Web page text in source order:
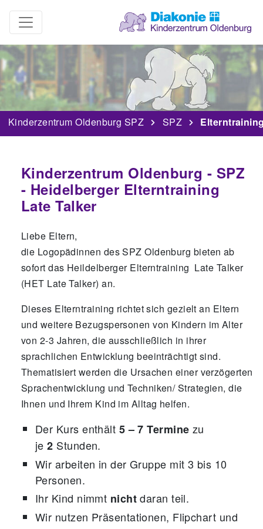
Kinderzentrum Oldenburg SPZ SPZ
Kinderzentrum Oldenburg - SPZ
- Heidelberger Elterntraining
Late Talker
Liebe Eltern,
die Logopädinnen des SPZ Oldenburg bieten ab
sofort das Heildelberger Elterntraining Late Talker
(HET Late Talker) an.
Dieses Elterntraining richtet sich gezielt an Eltern
und weitere Bezugspersonen von Kindern im Alter
von 2-3 Jahren, die ausschließlich in ihrer
sprachlichen Entwicklung beeinträchtigt sind.
Thematisiert werden die Ursachen einer verzögerten
Sprachentwicklung und Techniken/ Strategien, die
Ihnen und Ihrem Kind im Alltag helfen.
Der Kurs enthält 5 – 7 Termine zu
je2 Stunden.
Wir arbeiten in der Gruppe mit 3 bis 10
Personen.
Ihr Kind nimmt nichtdaran teil.
Wir nutzen Präsentationen, Flipchart und